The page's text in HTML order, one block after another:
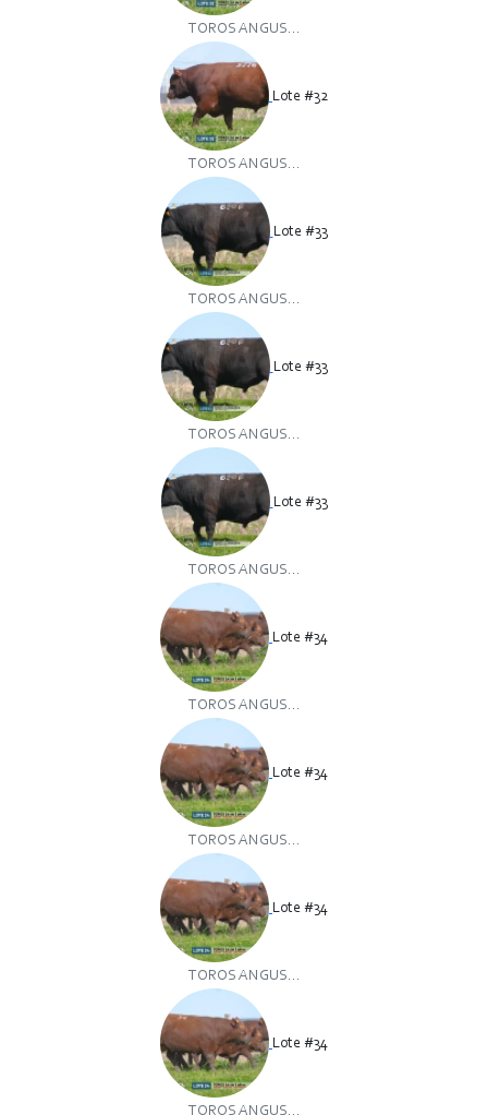
TOROS ANGUS...
Lote #32
TOROS ANGUS...
Lote #33
TOROS ANGUS...
Lote #33
TOROS ANGUS...
Lote #33
TOROS ANGUS...
Lote #34
TOROS ANGUS...
Lote #34
TOROS ANGUS...
Lote #34
TOROS ANGUS...
Lote #34